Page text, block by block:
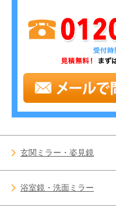
玄関ミラー・姿見鏡
浴室鏡・洗面ミラー